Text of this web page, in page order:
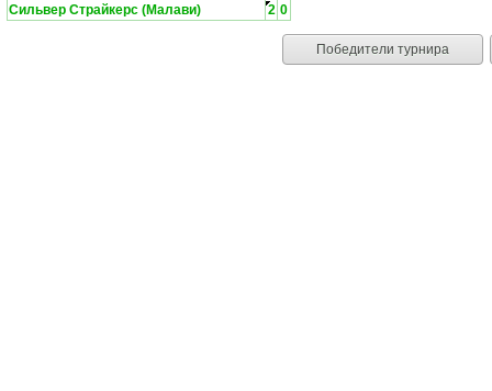
Сильвер Страйкерс (Малави)
2 0
Победители турнира